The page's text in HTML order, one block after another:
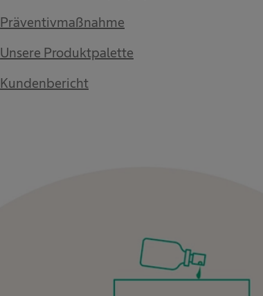
Präventivmaßnahme
Unsere Produktpalette
Kundenbericht